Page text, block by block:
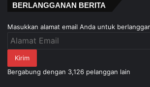
BERLANGGANAN BERITA
Masukkan alamat email Anda untuk
Alamat
Kirim
Bergabung dengan 3,126 pelanggan lain